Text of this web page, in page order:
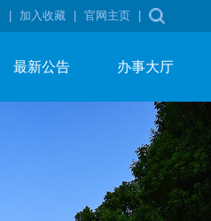
加入收藏 官网主页
最新公告 办事大厅